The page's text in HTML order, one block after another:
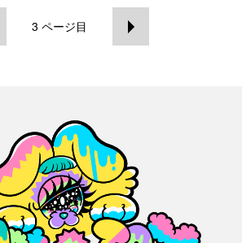
3 ページ目